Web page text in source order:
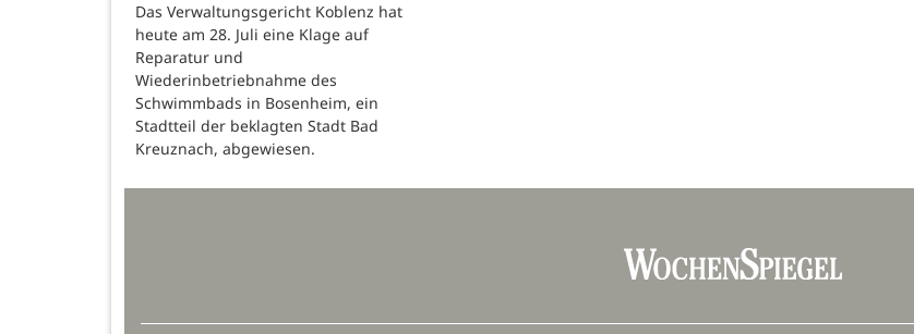
Das Verwaltungsgericht Koblenz hat
heute am 28. Juli eine Klage auf
Reparatur und
Wiederinbetriebnahme des
Schwimmbads in Bosenheim, ein
Stadtteil der beklagten Stadt Bad
Kreuznach, abgewiesen.